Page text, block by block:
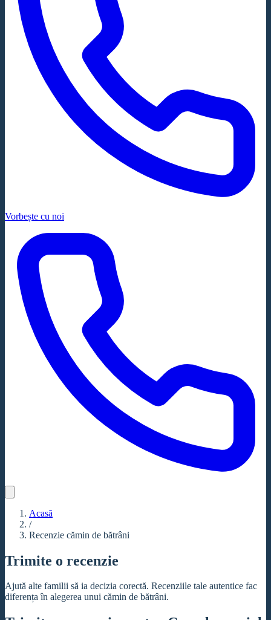
Vorbește cu noi
Acasă
/
Recenzie cămin de bătrâni
Trimite o recenzie
Ajută alte familii să ia decizia corectă. Recenziile tale autentice fac
diferența în alegerea unui cămin de bătrâni.